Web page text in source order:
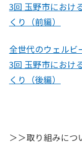
3回 玉野市におけ
くり（前編）
全世代のウェルビ
3回 玉野市におけ
くり（後編）
＞＞取り組みにつ